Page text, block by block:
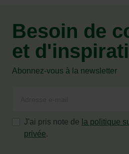
Besoin de
et
Abonnez-vous à la newsletter
J'ai pris note de la politique
privée.